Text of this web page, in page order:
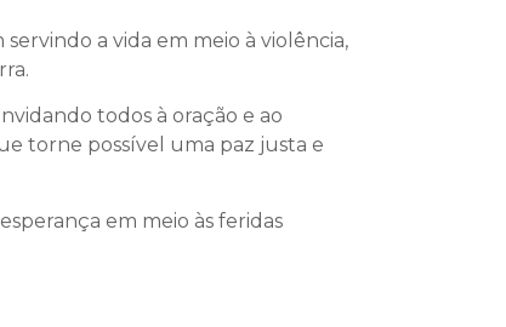
a vida em meio à violência,
todos à oração e ao
torne possível uma paz justa e
em meio às feridas